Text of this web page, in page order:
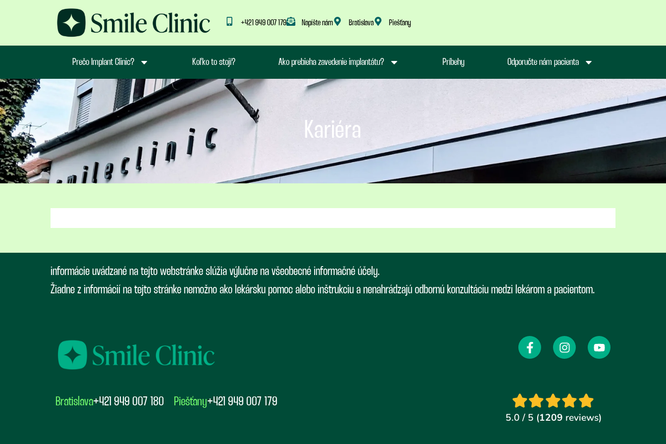
+421 949 007 179 Napíšte nám Bratislava Piešťany
Prečo Implant Clinic? Koľko to stojí? Ako prebieha zavedenie implantátu? Príbehy Odporučte nám pacienta
Kariéra
informácie uvádzané na tejto webstránke slúžia výlučne na všeobecné informačné účely.
Žiadne z informácií na tejto stránke nemožno ako lekársku pomoc alebo inštrukciu a nenahrádzajú odbornú konzultáciu medzi lekárom a pacientom.
Bratislava+421 949 007 180 Piešťany+421 949 007 179